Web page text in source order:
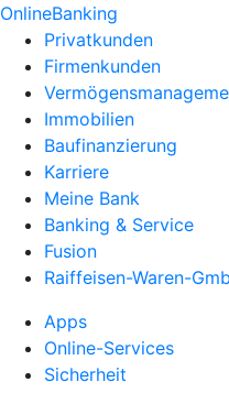
OnlineBanking
Privatkunden
Firmenkunden
Immobilien
Baufinanzierung
Karriere
Meine Bank
Banking & Service
Fusion
Raiffeisen-Waren-
Apps
Online-Services
Sicherheit